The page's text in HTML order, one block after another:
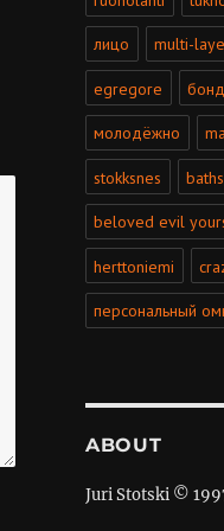
лицо multi-
egregore
молодёжно
stokksnes
beloved evil
herttoniemi
персональный
ABOUT
Juri Stotski ©